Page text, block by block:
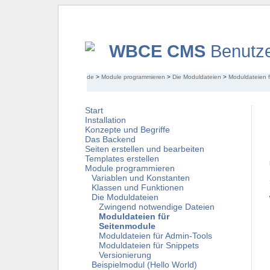
WBCE CMS
de >Module programmieren >Die Moduldateien >Moduldateien
Start
Installation
Konzepte und Begriffe
Das Backend
Seiten erstellen und bearbeiten
Templates erstellen
Module programmieren
Variablen und Konstanten
Klassen und Funktionen
Die Moduldateien
Zwingend notwendige Dateien
Moduldateien für
Seitenmodule
Moduldateien für Admin-Tools
Moduldateien für Snippets
Versionierung
Beispielmodul (Hello World)